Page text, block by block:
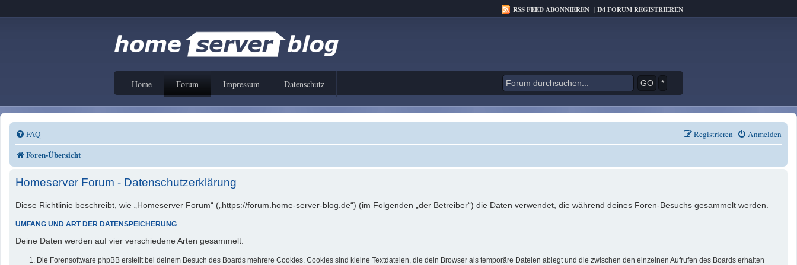
RSS FEED ABONNIEREN |IM FORUM REGISTRIEREN
Home Forum Impressum Datenschutz *
FAQ Anmelden
Registrieren
Foren-Übersicht
Homeserver Forum - Datenschutzerklärung
Diese Richtlinie beschreibt, wie „Homeserver Forum“ („https://forum.home-server-blog.de“) (im Folgenden „der Betreiber“) die Daten verwendet, die während deines Foren-Besuchs gesammelt werden.
UMFANG UND ART DER DATENSPEICHERUNG
Deine Daten werden auf vier verschiedene Arten gesammelt:
Die Forensoftware phpBB erstellt bei deinem Besuch des Boards mehrere Cookies. Cookies sind kleine Textdateien, die dein Browser als temporäre Dateien ablegt und die zwischen den einzelnen Aufrufen des Boards erhalten